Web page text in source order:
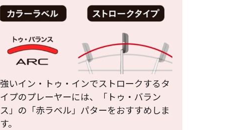
強いイン・トゥ・インでストロークするタ
イプのプレーヤーには、「トゥ・バラン
ス」の「赤ラベル」パターをおすすめしま
す。